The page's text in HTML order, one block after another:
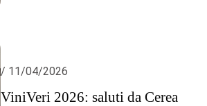
/ 11/04/2026
ViniVeri 2026: saluti da Cerea